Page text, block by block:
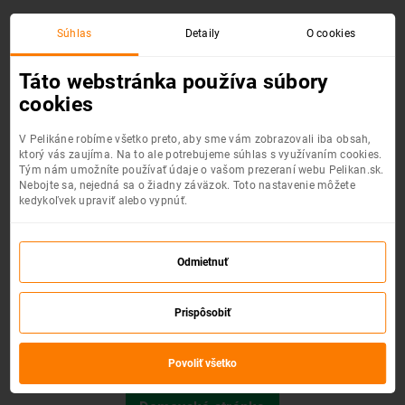
Chyba 404 :(
Požadovaná stránka nebola nájdená.
Súhlas Detaily O cookies
Táto webstránka používa súbory
cookies
V Pelikáne robíme všetko preto, aby sme vám zobrazovali iba obsah,
ktorý vás zaujíma. Na to ale potrebujeme súhlas s využívaním cookies.
Tým nám umožníte používať údaje o vašom prezeraní webu Pelikan.sk.
Nebojte sa, nejedná sa o žiadny záväzok. Toto nastavenie môžete
kedykoľvek upraviť alebo vypnúť.
Odmietnuť
Prispôsobiť
Povoliť všetko